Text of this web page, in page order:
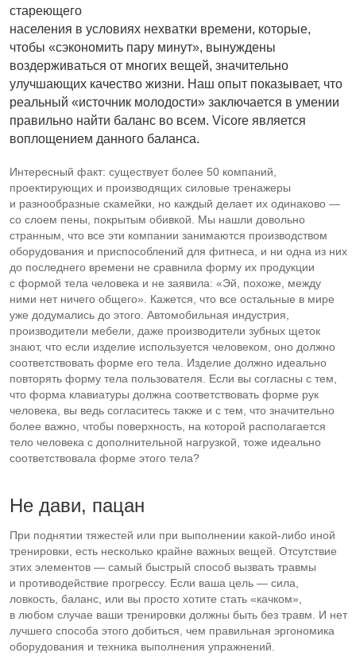
стареющего
населения в условиях нехватки времени, которые,
чтобы «сэкономить пару минут», вынуждены
воздерживаться от многих вещей, значительно
улучшающих качество жизни. Наш опыт показывает, что
реальный «источник молодости» заключается в умении
правильно найти баланс во всем. Vicore является
воплощением данного баланса.
Интересный факт: существует более 50 компаний,
проектирующих и производящих силовые тренажеры
и разнообразные скамейки, но каждый делает их одинаково —
со слоем пены, покрытым обивкой. Мы нашли довольно
странным, что все эти компании занимаются производством
оборудования и приспособлений для фитнеса, и ни одна из них
до последнего времени не сравнила форму их продукции
с формой тела человека и не заявила: «Эй, похоже, между
ними нет ничего общего». Кажется, что все остальные в мире
уже додумались до этого. Автомобильная индустрия,
производители мебели, даже производители зубных щеток
знают, что если изделие используется человеком, оно должно
соответствовать форме его тела. Изделие должно идеально
повторять форму тела пользователя. Если вы согласны с тем,
что форма клавиатуры должна соответствовать форме рук
человека, вы ведь согласитесь также и с тем, что значительно
более важно, чтобы поверхность, на которой располагается
тело человека с дополнительной нагрузкой, тоже идеально
соответствовала форме этого тела?
Не дави, пацан
При поднятии тяжестей или при выполнении какой-либо иной
тренировки, есть несколько крайне важных вещей. Отсутствие
этих элементов — самый быстрый способ вызвать травмы
и противодействие прогрессу. Если ваша цель — сила,
ловкость, баланс, или вы просто хотите стать «качком»,
в любом случае ваши тренировки должны быть без травм. И нет
лучшего способа этого добиться, чем правильная эргономика
оборудования и техника выполнения упражнений.